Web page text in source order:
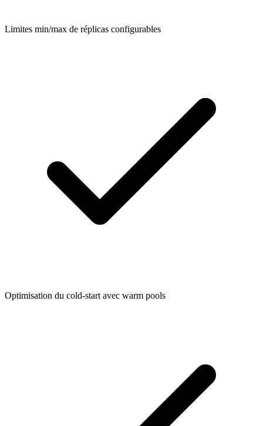
Limites min/max de réplicas configurables
Optimisation du cold-start avec warm pools